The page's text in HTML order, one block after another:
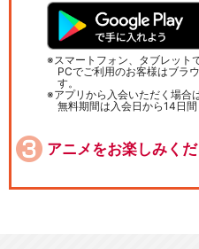
スマートフォン、タブレット
PCでご利用のお客様はブラ
す。
アプリから入会いただく場合
無料期間は入会日から14日間
アニメをお楽しみく